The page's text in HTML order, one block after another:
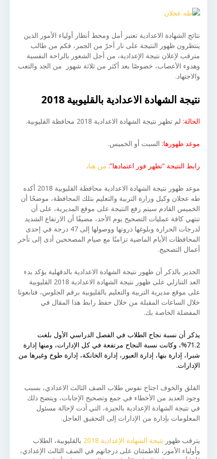
نتائج الشهادة الاعدادية تعتبر أمل ومحط أنظار أولياء الأمور الذين
ينتظرون ظهور النتيجة على نار أحرّ من الجمر، فكم من طالب
مترقب لإعلان نتيجة الإعدادية، من أجل الشعور بالراحة النفسية
وهدوء الأعصاب، خصوصًا بعد أكثر من ثلاثة شهور من الجد والتعب
والاجتهاد.
نتيجة الشهادة الاعدادية بالقليوبية 2018
الحالة: لم تظهر نتيجة الشهادة الاعدادية 2018 محافظة القليوبية.
موعد ظهورها: السبت أو الخميس.
رابط النتيجة “تظهر فور اعتمادها”: من هنا.
موعد ظهور نتيجة الشهادة الاعدادية محافظة القليوبية 2018 أكده
طه عجلان وكيل وزارة التربية والتعليم بتلك المحافظة، موضحًا أن
الخميس القادم سيتم رفع النتيجة على موقع المديرية، على أن
تنتهي كافة عمليات التصحيح يوم الأحد، مضيفًا أن الارتفاع الشديد
لدرجات الحرارة وبلوغها ذروتها ووصولها إلى 47 درجة في إحدى
المحافظات الأيام الماضية تزامنًا مع صيام المصححين أدى إلى تأخر
أعمال التصحيح.
الجدير بالذكر أن ظهور نتيجة الشهادة الاعدادية بالدقهلية يؤكد بدء
العد التنازلي على ظهور نتيجة الشهادة الاعدادية 2018 القليوبية
على موقع مديرية التربية والتعليم بالقليوبية برقم الجلوس، فتابعونا
خلال الساعات المقبلة من خلال حفظ رابط هذا المقال في
المفضلة الخاصة بك.
يذكر أن نسبة نجاح الطلاب في الفصل الدراسي الأول بلغت
71.2%، وكانت نسبة النجاح مرتفعة في كل الإدارات، ومنها إدارة
شبرا، إدارة بنها، إدارة العبور، إدارة الخانكة، إدارة طوخ وغيرها من
الإدارات.
القلق والخوف اجتاح نفوس طلاب الصف الثالث الاعدادي، بسبب
وجود العديد من الأخطاء في جمع وتصحيح الإجابات، ويتضح ذلك
في نتيجة الشهادة الإعدادية بالجيزة، التي أدت لإحالة مسئول
المعلومات بإدارة من الإدارات إلى التحقيق العاجل.
يترقب ظهور نتيجة الشهادة الإعدادية 2018
بالقليوبية، الطلاب
وأولياء الأمور، للاطمئنان على درجاتهم في الصف الثالث الإعدادي،